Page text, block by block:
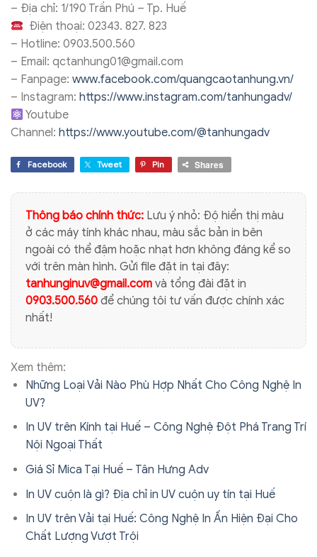
– Địa chỉ: 1/190 Trần Phú – Tp. Huế
Điện thoại: 02343. 827. 823
– Hotline: 0903.500.560
– Email: qctanhung01@gmail.com
– Fanpage: www.facebook.com/quangcaotanhung.vn/
– Instagram: https://www.instagram.com/tanhungadv/
Youtube
Channel: https://www.youtube.com/@tanhungadv
Facebook Tweet Pin Shares
Thông báo chính thức: Lưu ý nhỏ: Độ hiển thị màu
ở các máy tính khác nhau, màu sắc bản in bên
ngoài có thể đậm hoặc nhạt hơn không đáng kể so
với trên màn hình. Gửi file đặt in tại đây:
tanhunginuv@gmail.com và tổng đài đặt in
0903.500.560 để chúng tôi tư vấn được chính xác
nhất!
Xem thêm:
Những Loại Vải Nào Phù Hợp Nhất Cho Công Nghệ In
UV?
In UV trên Kính tại Huế – Công Nghệ Đột Phá Trang Trí
Nội Ngoại Thất
Giá Sỉ Mica Tại Huế – Tân Hưng Adv
In UV cuộn là gì? Địa chỉ in UV cuộn uy tín tại Huế
In UV trên Vải tại Huế: Công Nghệ In Ấn Hiện Đại Cho
Chất Lượng Vượt Trội